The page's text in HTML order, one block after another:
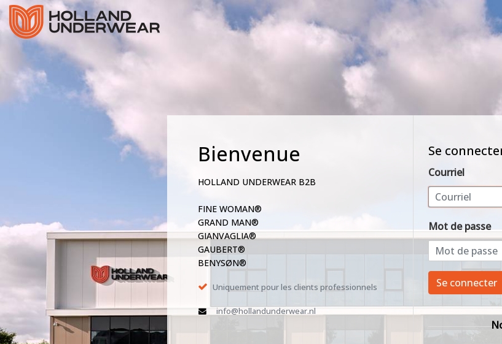
Bienvenue
HOLLAND UNDERWEAR B2B
FINE WOMAN®
GRAND MAN®
GIANVAGLIA®
GAUBERT®
BENYSØN®
Uniquement pour les clients professionnels
info@hollandunderwear.nl
Se
Courriel
Mot de passe
Se connecter